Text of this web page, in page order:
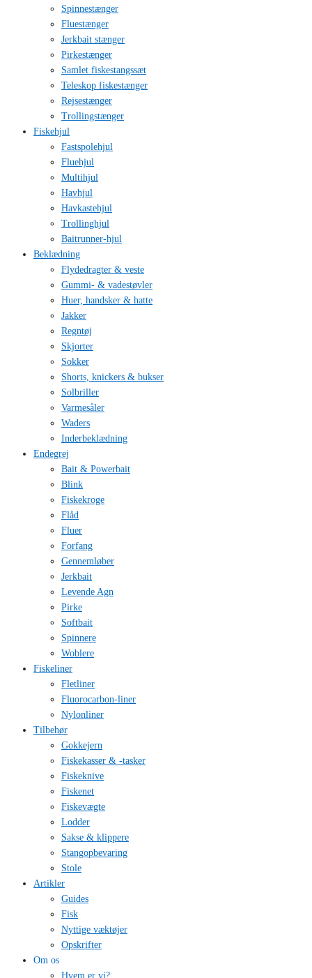
Spinnestænger
Fluestænger
Jerkbait stænger
Pirkestænger
Samlet fiskestangssæt
Teleskop fiskestænger
Rejsestænger
Trollingstænger
Fiskehjul
Fastspolehjul
Fluehjul
Multihjul
Havhjul
Havkastehjul
Trollinghjul
Baitrunner-hjul
Beklædning
Flydedragter & veste
Gummi- & vadestøvler
Huer, handsker & hatte
Jakker
Regntøj
Skjorter
Sokker
Shorts, knickers & bukser
Solbriller
Varmesåler
Waders
Inderbeklædning
Endegrej
Bait & Powerbait
Blink
Fiskekroge
Flåd
Fluer
Forfang
Gennemløber
Jerkbait
Levende Agn
Pirke
Softbait
Spinnere
Woblere
Fiskeliner
Fletliner
Fluorocarbon-liner
Nylonliner
Tilbehør
Gokkejern
Fiskekasser & -tasker
Fiskeknive
Fiskenet
Fiskevægte
Lodder
Sakse & klippere
Stangopbevaring
Stole
Artikler
Guides
Fisk
Nyttige væktøjer
Opskrifter
Om os
Hvem er vi?